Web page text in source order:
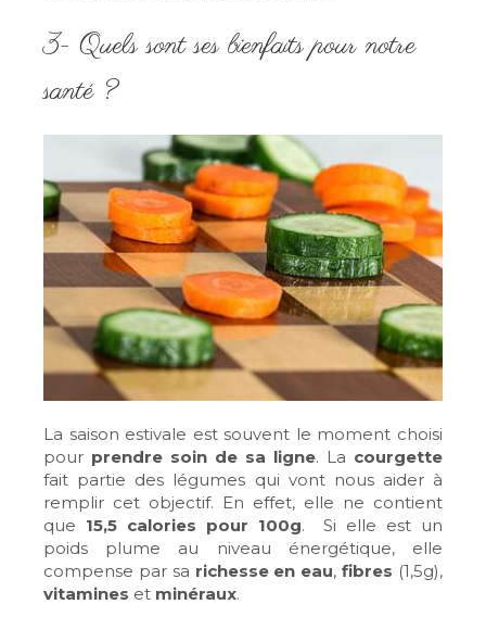
3- Quels sont ses bienfaits pour notre
santé ?
La saison estivale est souvent le moment choisi
pour prendre soin de sa ligne. La courgette
fait partie des légumes qui vont nous aider à
remplir cet objectif. En effet, elle ne contient
que 15,5 calories pour 100g. Si elle est un
poids plume au niveau énergétique, elle
compense par sa richesse en eau,fibres (1,5g),
vitamines et minéraux.